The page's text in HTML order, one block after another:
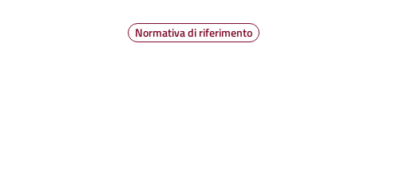
Normativa di riferimento